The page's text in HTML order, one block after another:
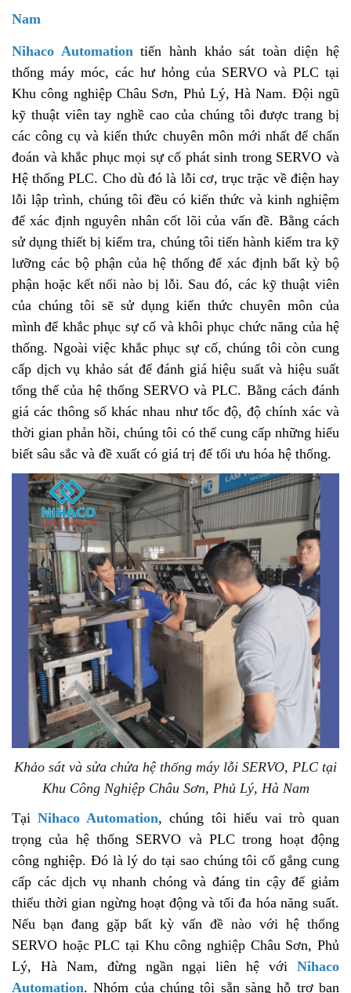
Nam
Nihaco Automation tiến hành khảo sát toàn diện hệ
thống máy móc, các hư hỏng của SERVO và PLC tại
Khu công nghiệp Châu Sơn, Phủ Lý, Hà Nam. Đội ngũ
kỹ thuật viên tay nghề cao của chúng tôi được trang bị
các công cụ và kiến ​​thức chuyên môn mới nhất để chẩn
đoán và khắc phục mọi sự cố phát sinh trong SERVO và
Hệ thống PLC. Cho dù đó là lỗi cơ, trục trặc về điện hay
lỗi lập trình, chúng tôi đều có kiến ​​thức và kinh nghiệm
để xác định nguyên nhân cốt lõi của vấn đề. Bằng cách
sử dụng thiết bị kiểm tra, chúng tôi tiến hành kiểm tra kỹ
lưỡng các bộ phận của hệ thống để xác định bất kỳ bộ
phận hoặc kết nối nào bị lỗi. Sau đó, các kỹ thuật viên
của chúng tôi sẽ sử dụng kiến ​​thức chuyên môn của
mình để khắc phục sự cố và khôi phục chức năng của hệ
thống. Ngoài việc khắc phục sự cố, chúng tôi còn cung
cấp dịch vụ khảo sát để đánh giá hiệu suất và hiệu suất
tổng thể của hệ thống SERVO và PLC. Bằng cách đánh
giá các thông số khác nhau như tốc độ, độ chính xác và
thời gian phản hồi, chúng tôi có thể cung cấp những hiểu
biết sâu sắc và đề xuất có giá trị để tối ưu hóa hệ thống.
Khảo sát và sửa chửa hệ thống máy lỗi SERVO, PLC tại
Khu Công Nghiệp Châu Sơn, Phủ Lý, Hà Nam
TạiNihaco Automation, chúng tôi hiểu vai trò quan
trọng của hệ thống SERVO và PLC trong hoạt động
công nghiệp. Đó là lý do tại sao chúng tôi cố gắng cung
cấp các dịch vụ nhanh chóng và đáng tin cậy để giảm
thiểu thời gian ngừng hoạt động và tối đa hóa năng suất.
Nếu bạn đang gặp bất kỳ vấn đề nào với hệ thống
SERVO hoặc PLC tại Khu công nghiệp Châu Sơn, Phủ
Lý, Hà Nam, đừng ngần ngại liên hệ với Nihaco
Automation. Nhóm của chúng tôi sẵn sàng hỗ trợ bạn